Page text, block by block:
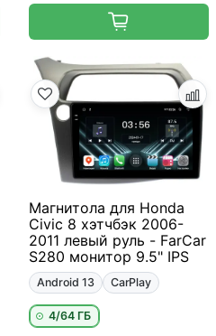
Магнитола для Honda
Civic 8 хэтчбэк 2006-
2011 левый руль - FarCar
S280 монитор 9.5" IPS
Android 13 CarPlay
4/64 ГБ